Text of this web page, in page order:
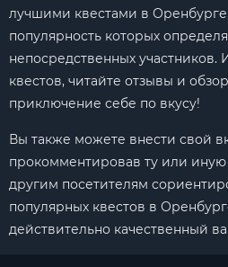
лучшими квестами в
популярность которых
непосредственных участников.
квестов, читайте отзывы и
приключение себе по вкусу!
Вы также можете внести свой
прокомментировав ту или
другим посетителям
популярных квестов в
действительно качественный